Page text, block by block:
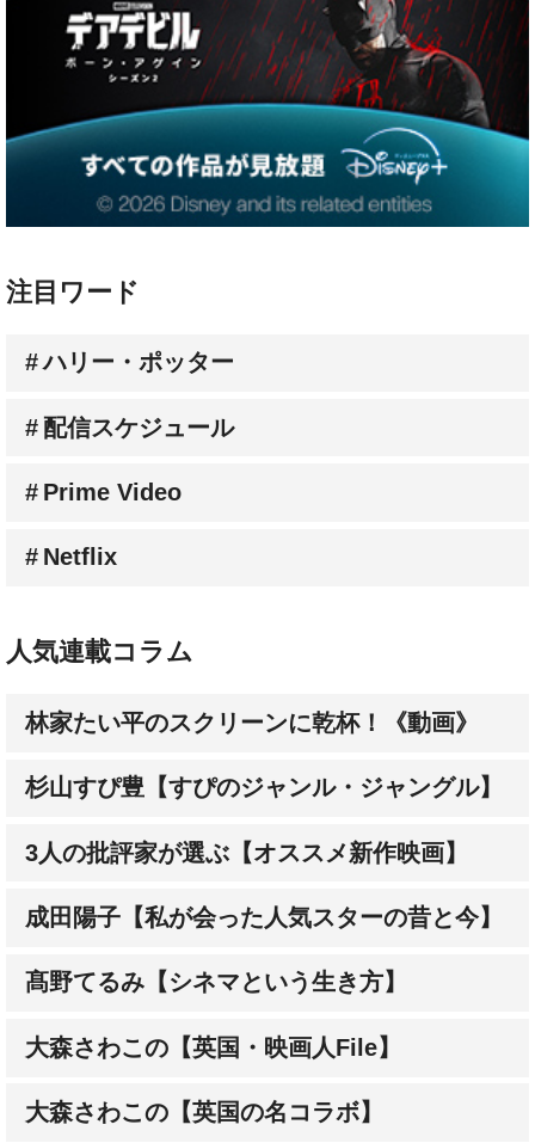
注目ワード
ハリー・ポッター
配信スケジュール
Prime Video
Netflix
人気連載コラム
林家たい平のスクリーンに乾杯！《動画》
杉山すぴ豊【すぴのジャンル・ジャングル】
3人の批評家が選ぶ【オススメ新作映画】
成田陽子【私が会った人気スターの昔と今】
髙野てるみ【シネマという生き方】
大森さわこの【英国・映画人File】
大森さわこの【英国の名コラボ】